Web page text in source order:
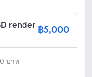
render ฿5,000
บาท